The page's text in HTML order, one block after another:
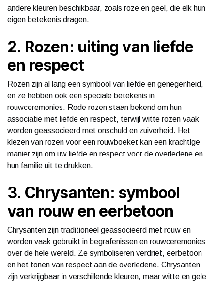
andere kleuren beschikbaar, zoals roze en geel, die elk hun
eigen betekenis dragen.
2. Rozen: uiting van liefde
en respect
Rozen zijn al lang een symbool van liefde en genegenheid,
en ze hebben ook een speciale betekenis in
rouwceremonies. Rode rozen staan ​​bekend om hun
associatie met liefde en respect, terwijl witte rozen vaak
worden geassocieerd met onschuld en zuiverheid. Het
kiezen van rozen voor een rouwboeket kan een krachtige
manier zijn om uw liefde en respect voor de overledene en
hun familie uit te drukken.
3. Chrysanten: symbool
van rouw en eerbetoon
Chrysanten zijn traditioneel geassocieerd met rouw en
worden vaak gebruikt in begrafenissen en rouwceremonies
over de hele wereld. Ze symboliseren verdriet, eerbetoon
en het tonen van respect aan de overledene. Chrysanten
zijn verkrijgbaar in verschillende kleuren, maar witte en gele